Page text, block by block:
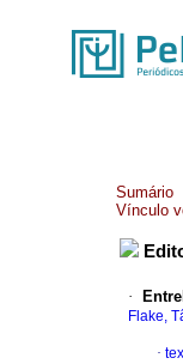
Sumário
Vínculo
·
Flake,
·